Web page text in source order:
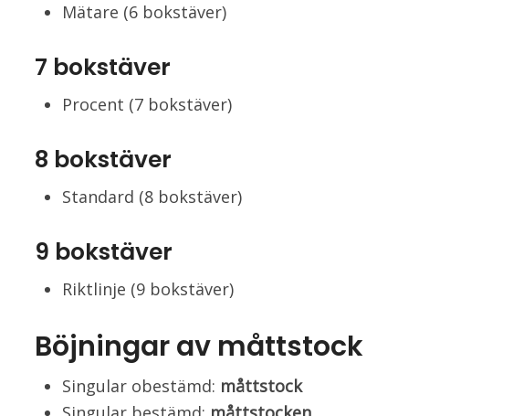
Mätare (6 bokstäver)
7 bokstäver
Procent (7 bokstäver)
8 bokstäver
Standard (8 bokstäver)
9 bokstäver
Riktlinje (9 bokstäver)
Böjningar av måttstock
Singular obestämd: måttstock